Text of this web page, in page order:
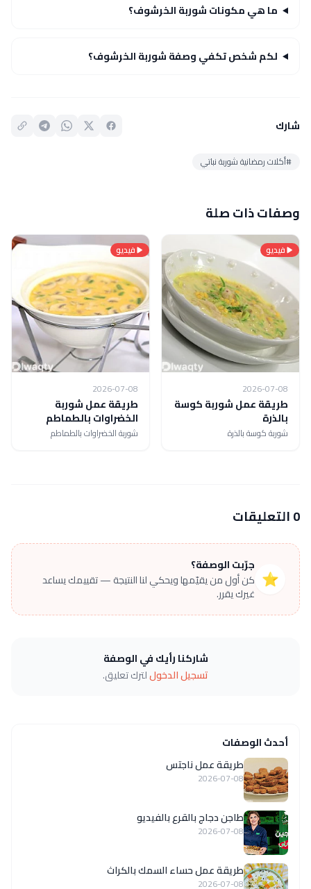
ما هي مكونات شوربة الخرشوف؟
لكم شخص تكفي وصفة شوربة الخرشوف؟
شارك
#أكلات رمضانية شوربة نباتي
وصفات ذات صلة
فيديو
2026-07-08
طريقة عمل شوربة كوسة
بالذرة
شوربة كوسة بالذرة
فيديو
2026-07-08
طريقة عمل شوربة
الخضراوات بالطماطم
شوربة الخضراوات بالطماطم
0 التعليقات
⭐
جرّبت الوصفة؟
كن أول من يقيّمها ويحكي لنا النتيجة — تقييمك يساعد
غيرك يقرر.
شاركنا رأيك في الوصفة
تسجيل الدخوللترك تعليق.
أحدث الوصفات
طريقة عمل ناجتس
2026-07-08
طاجن دجاج بالقرع بالفيديو
2026-07-08
طريقة عمل حساء السمك بالكراث
2026-07-08